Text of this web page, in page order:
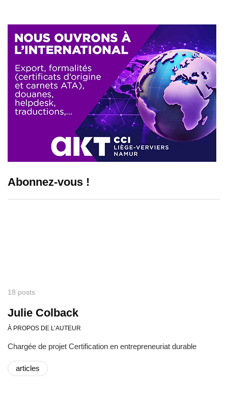
Abonnez-vous !
18 posts
Julie Colback
À PROPOS DE L’AUTEUR
Chargée de projet Certification en entrepreneuriat durable
articles